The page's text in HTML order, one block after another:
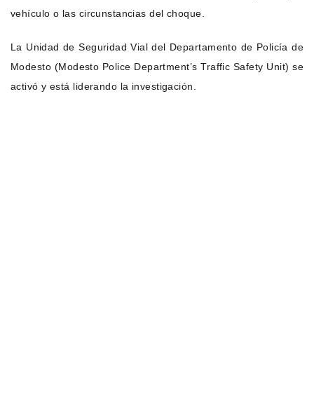
vehículo o las circunstancias del choque.
La Unidad de Seguridad Vial del Departamento de Policía de
Modesto (Modesto Police Department’s Traffic Safety Unit) se
activó y está liderando la investigación.